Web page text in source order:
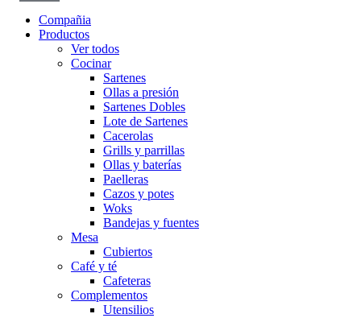
Compañia
Productos
Ver todos
Cocinar
Sartenes
Ollas a presión
Sartenes Dobles
Lote de Sartenes
Cacerolas
Grills y parrillas
Ollas y baterías
Paelleras
Cazos y potes
Woks
Bandejas y fuentes
Mesa
Cubiertos
Café y té
Cafeteras
Complementos
Utensilios